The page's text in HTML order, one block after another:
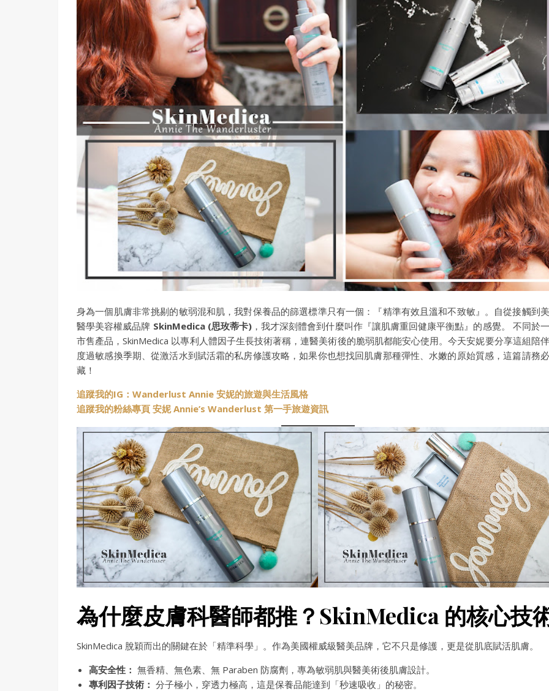
身為一個肌膚非常挑剔的敏弱混和肌，我對保養品的篩選標準只有一個：『精準有效且溫和不致敏』。自從接觸到
醫學美容權威品牌 SkinMedica (思玫蒂卡)，我才深刻體會到什麼叫作『讓肌膚重回健康平衡點』的感覺。 不同於
市售產品，SkinMedica 以專利人體因子生長技術著稱，連醫美術後的脆弱肌都能安心使用。今天安妮要分享這組陪
度過敏感換季期、從激活水到賦活霜的私房修護攻略，如果你也想找回肌膚那種彈性、水嫩的原始質感，這篇請務
藏！
追蹤我的IG：Wanderlust Annie 安妮的旅遊與生活風格
追蹤我的粉絲專頁 安妮 Annie’s Wanderlust 第一手旅遊資訊
為什麼皮膚科醫師都推？SkinMedica 的核心技
SkinMedica 脫穎而出的關鍵在於「精準科學」。作為美國權威級醫美品牌，它不只是修護，更是從肌底賦活肌膚。
高安全性： 無香精、無色素、無 Paraben 防腐劑，專為敏弱肌與醫美術後肌膚設計。
專利因子技術： 分子極小，穿透力極高，這是保養品能達到「秒速吸收」的秘密。